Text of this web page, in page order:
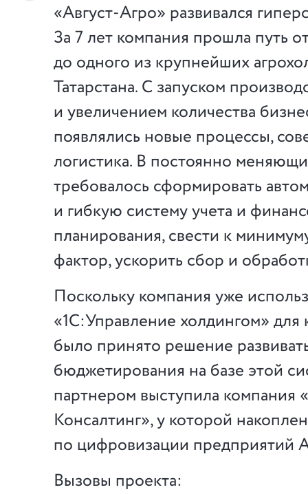
«Август-Агро» развивался
За 7 лет компания прошла путь
до одного из крупнейших
Татарстана. С запуском
и увеличением количества
появлялись новые процессы,
логистика. В постоянно
требовалось сформировать
и гибкую систему учета и
планирования, свести к
фактор, ускорить сбор и
Поскольку компания уже
«1С:Управление холдингом» для
было принято решение
бюджетирования на базе этой
партнером выступила
Консалтинг», у которой
по цифровизации предприятий
Вызовы проекта: